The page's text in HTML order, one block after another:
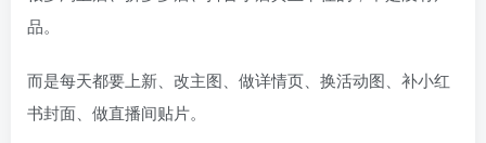
品。
而是每天都要上新、改主图、做详情页、换活动图、补小红
书封面、做直播间贴片。